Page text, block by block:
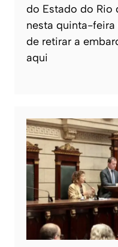
do Estado do Rio
nesta quinta-feira
de retirar a
aqui